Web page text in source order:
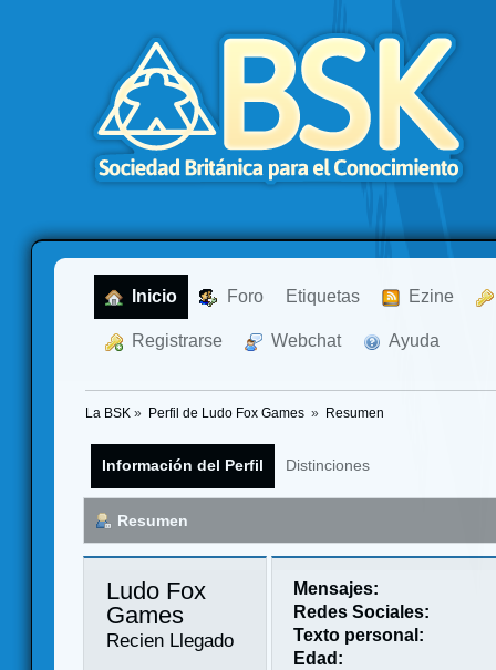
Inicio Foro Etiquetas Ezine
Registrarse Webchat Ayuda
La BSK » Perfil de Ludo Fox Games » Resumen
Información del Perfil Distinciones
Resumen
Ludo Fox
Games
Recien Llegado
Mensajes:
Redes Sociales:
Texto personal:
Edad: